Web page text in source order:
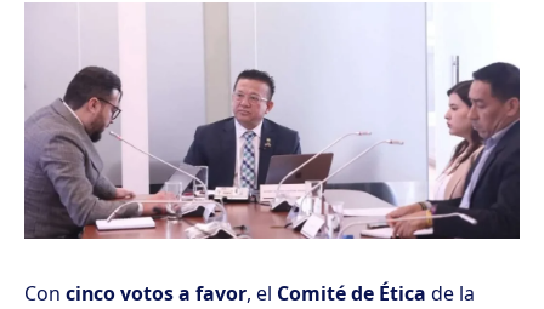
Con cinco votos a favor, el Comité de Ética de la